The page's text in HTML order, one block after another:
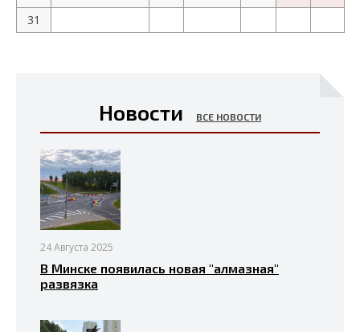
31
Новости ВСЕ НОВОСТИ
24 Августа 2025
В Минске появилась новая "алмазная"
развязка